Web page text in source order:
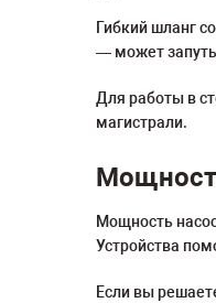
Гибкий шланг
— может
Для работы в
магистрали.
Мощность
Устройства
Если вы